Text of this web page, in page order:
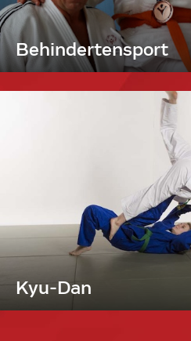
Behindertensport
Kyu-Dan